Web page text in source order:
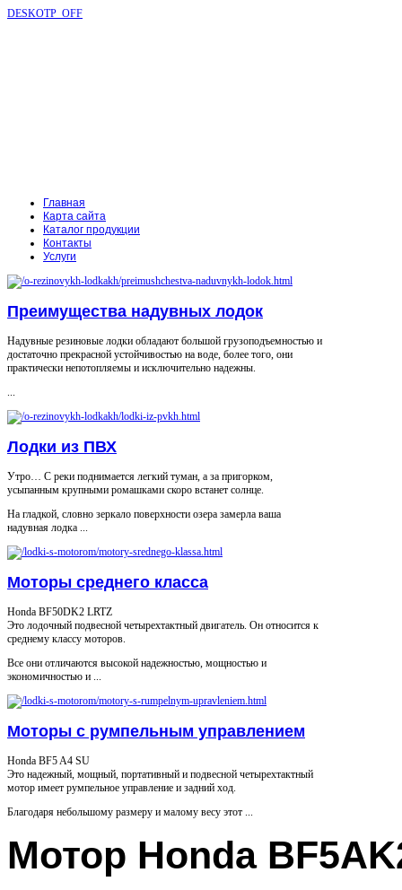
DESKOTP_OFF
Главная
Карта сайта
Каталог продукции
Контакты
Услуги
Преимущества надувных лодок
Надувные резиновые лодки обладают большой грузоподъемностью и
достаточно прекрасной устойчивостью на воде, более того, они
практически непотопляемы и исключительно надежны.
...
Лодки из ПВХ
Утро… С реки поднимается легкий туман, а за пригорком,
усыпанным крупными ромашками скоро встанет солнце.
На гладкой, словно зеркало поверхности озера замерла ваша
надувная лодка ...
Моторы среднего класса
Honda BF50DK2 LRTZ
Это лодочный подвесной четырехтактный двигатель. Он относится к
среднему классу моторов.
Все они отличаются высокой надежностью, мощностью и
экономичностью и ...
Моторы с румпельным управлением
Honda BF5 A4 SU
Это надежный, мощный, портативный и подвесной четырехтактный
мотор имеет румпельное управление и задний ход.
Благодаря небольшому размеру и малому весу этот ...
Мотор Honda